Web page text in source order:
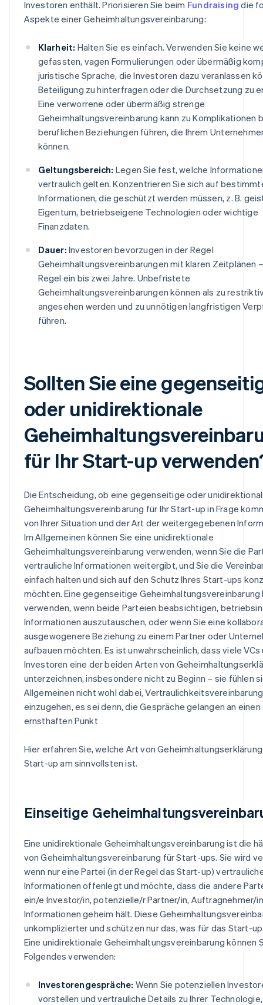
Investoren enthält. Priorisieren Sie beim Fundraising die
Aspekte einer Geheimhaltungsvereinbarung:
Klarheit: Halten Sie es einfach. Verwenden Sie keine
gefassten, vagen Formulierungen oder übermäßig
juristische Sprache, die Investoren dazu veranlassen
Beteiligung zu hinterfragen oder die Durchsetzung zu
Eine verworrene oder übermäßig strenge
Geheimhaltungsvereinbarung kann zu Komplikationen
beruflichen Beziehungen führen, die Ihrem
können.
Geltungsbereich: Legen Sie fest, welche
vertraulich gelten. Konzentrieren Sie sich auf
Informationen, die geschützt werden müssen, z. B.
Eigentum, betriebseigene Technologien oder wichtige
Finanzdaten.
Dauer: Investoren bevorzugen in der Regel
Geheimhaltungsvereinbarungen mit klaren Zeitplänen
Regel ein bis zwei Jahre. Unbefristete
Geheimhaltungsvereinbarungen können als zu
angesehen werden und zu unnötigen langfristigen
führen.
Sollten Sie eine
oder unidirektionale
für Ihr Start-up
Die Entscheidung, ob eine gegenseitige oder
Geheimhaltungsvereinbarung für Ihr Start-up in Frage
von Ihrer Situation und der Art der weitergegebenen
Im Allgemeinen können Sie eine unidirektionale
Geheimhaltungsvereinbarung verwenden, wenn Sie die
vertrauliche Informationen weitergibt, und Sie die
einfach halten und sich auf den Schutz Ihres Start-ups
möchten. Eine gegenseitige Geheimhaltungsvereinbarung
verwenden, wenn beide Parteien beabsichtigen,
Informationen auszutauschen, oder wenn Sie eine
ausgewogenere Beziehung zu einem Partner oder
aufbauen möchten. Es ist unwahrscheinlich, dass viele VCs
Investoren eine der beiden Arten von
unterzeichnen, insbesondere nicht zu Beginn – sie fühlen
Allgemeinen nicht wohl dabei,
einzugehen, es sei denn, die Gespräche gelangen an einen
ernsthaften Punkt
Hier erfahren Sie, welche Art von
Start-up am sinnvollsten ist.
Einseitige
Eine unidirektionale Geheimhaltungsvereinbarung ist die
von Geheimhaltungsvereinbarung für Start-ups. Sie wird
wenn nur eine Partei (in der Regel das Start-up)
Informationen offenlegt und möchte, dass die andere
ein/e Investor/in, potenzielle/r Partner/in, Auftragnehmer/
Informationen geheim hält. Diese
unkomplizierter und schützen nur das, was für das Start-
Eine unidirektionale Geheimhaltungsvereinbarung können
Folgendes verwenden:
Investorengespräche: Wenn Sie potenziellen
vorstellen und vertrauliche Details zu Ihrer Technologie,